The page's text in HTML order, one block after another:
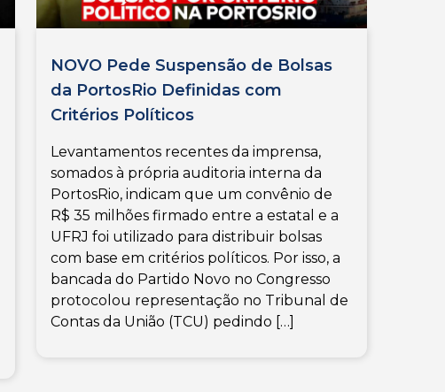
NOVO Pede Suspensão de Bolsas
da PortosRio Definidas com
Critérios Políticos
Levantamentos recentes da imprensa,
somados à própria auditoria interna da
PortosRio, indicam que um convênio de
R$ 35 milhões firmado entre a estatal e a
UFRJ foi utilizado para distribuir bolsas
com base em critérios políticos. Por isso, a
bancada do Partido Novo no Congresso
protocolou representação no Tribunal de
Contas da União (TCU) pedindo […]